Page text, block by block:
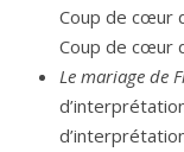
Coup de cœur
Coup de cœur
Le mariage de